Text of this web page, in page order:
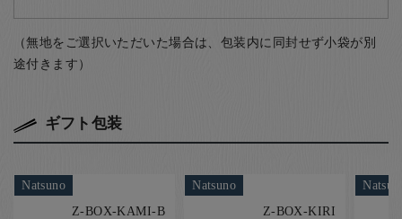
（無地をご選択いただいた場合は、包装内に同封せず小袋が別
途付きます）
ギフト包装
Natsuno
Z-BOX-KAMI-B
Natsuno
Z-BOX-KIRI